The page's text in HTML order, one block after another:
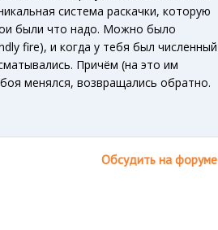
система раскачки, которую
были что надо. Можно было
fire), и когда у тебя был численный
Причём (на это им
менялся, возвращались обратно.
Обсудить на